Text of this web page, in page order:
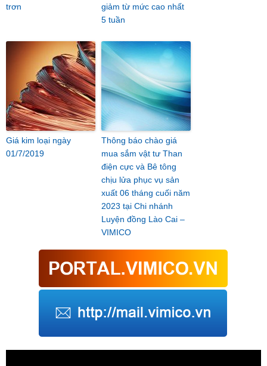
trơn
giảm từ mức cao nhất
5 tuần
Giá kim loại ngày
01/7/2019
Thông báo chào giá
mua sắm vật tư Than
điện cực và Bê tông
chịu lửa phục vụ sản
xuất 06 tháng cuối năm
2023 tại Chi nhánh
Luyện đồng Lào Cai –
VIMICO